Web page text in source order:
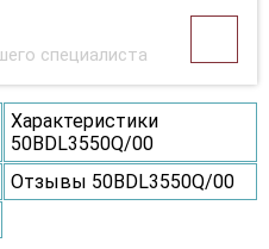
специалиста
Характеристики
50BDL3550Q/00
Отзывы 50BDL3550Q/00